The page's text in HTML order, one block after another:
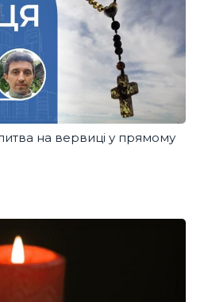
на вервиці у прямому